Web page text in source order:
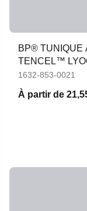
BP® TUNIQUE
TENCEL™
1632-853-0021
À partir de